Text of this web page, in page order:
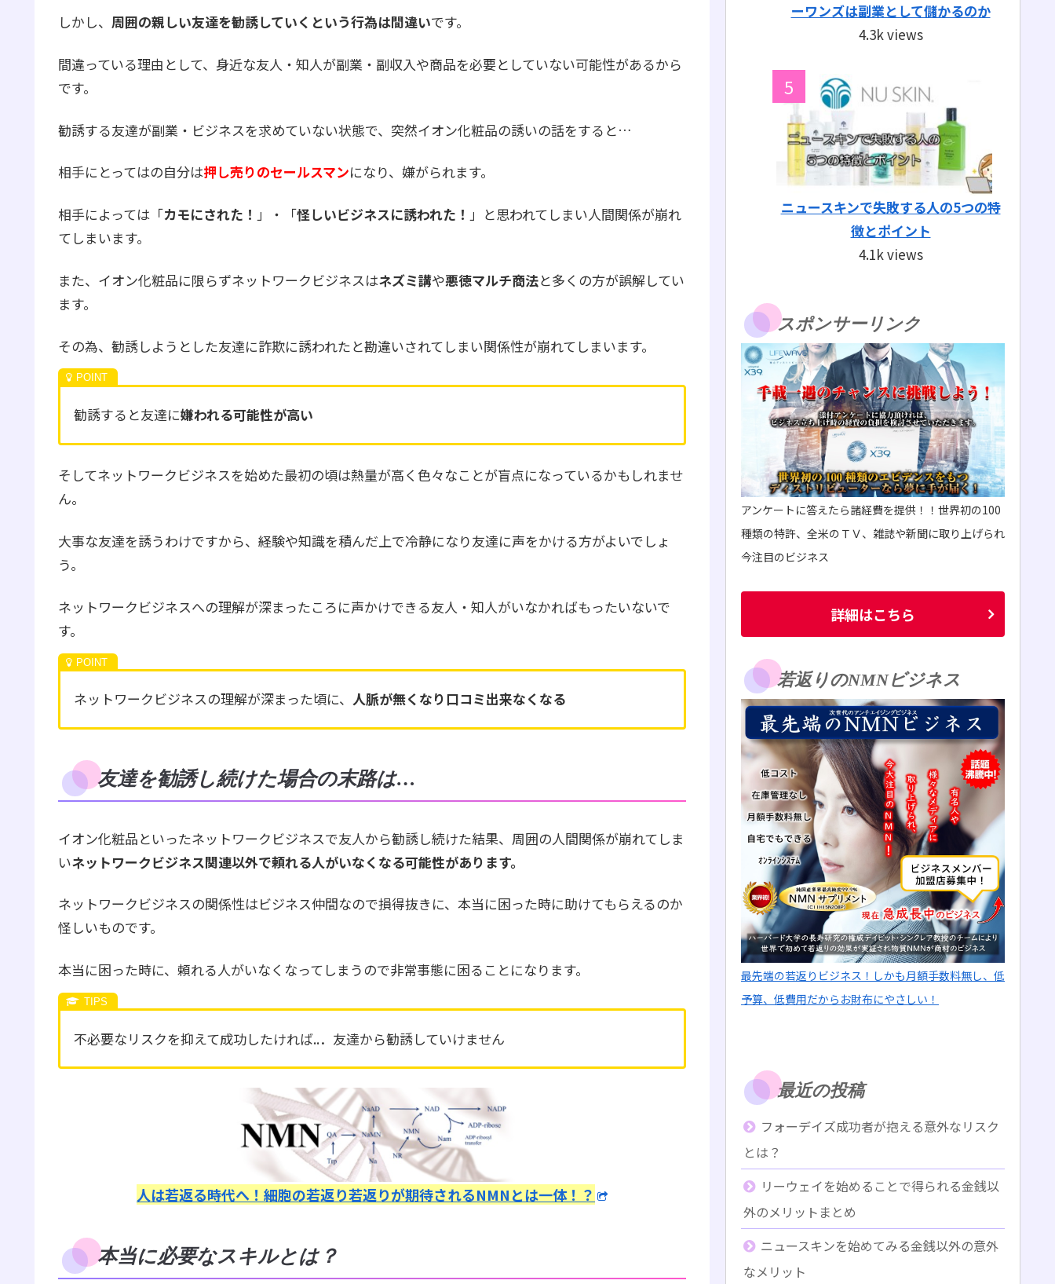
しかし、 周囲の親しい友達を勧誘していくという行為は間違いです。
間違っている理由として、身近な友人・知人が副業・副収入や商品を必要としていない可能性があるから
です。
勧誘する友達が副業・ビジネスを求めていない状態で、突然イオン化粧品の誘いの話をすると…
相手にとってはの自分は押し売りのセールスマンになり、嫌がられます。
相手によっては「カモにされた！ 」・「怪しいビジネスに誘われた！ 」と思われてしまい人間関係が崩れ
てしまいます。
また、イオン化粧品に限らずネットワークビジネスはネズミ講や悪徳マルチ商法と多くの方が誤解してい
ます。
その為、勧誘しようとした友達に詐欺に誘われたと勘違いされてしまい関係性が崩れてしまいます。
勧誘すると友達に嫌われる可能性が高い
そしてネットワークビジネスを始めた最初の頃は熱量が高く色々なことが盲点になっているかもしれませ
ん。
大事な友達を誘うわけですから、経験や知識を積んだ上で冷静になり友達に声をかける方がよいでしょ
う。
ネットワークビジネスへの理解が深まったころに声かけできる友人・知人がいなかればもったいないで
す。
ネットワークビジネスの理解が深まった頃に、 人脈が無くなり口コミ出来なくなる
友達を勧誘し続けた場合の末路は…
イオン化粧品といったネットワークビジネスで友人から勧誘し続けた結果、周囲の人間関係が崩れてしま
いネットワークビジネス関連以外で頼れる人がいなくなる可能性があります。
ネットワークビジネスの関係性はビジネス仲間なので損得抜きに、本当に困った時に助けてもらえるのか
怪しいものです。
本当に困った時に、頼れる人がいなくなってしまうので非常事態に困ることになります。
不必要なリスクを抑えて成功したければ..．友達から勧誘していけません
人は若返る時代へ！細胞の若返り若返りが期待されるNMNとは一体！？
本当に必要なスキルとは？
ーワンズは副業として儲かるのか
4.3k views
ニュースキンで失敗する人の5つの特
徴とポイント
4.1k views
スポンサーリンク
アンケートに答えたら諸経費を提供！！世界初の100
種類の特許、全米のＴＶ、雑誌や新聞に取り上げられ
今注目のビジネス
詳細はこちら
若返りのNMNビジネス
最先端の若返りビジネス！しかも月額手数料無し、低
予算、低費用だからお財布にやさしい！
最近の投稿
フォーデイズ成功者が抱える意外なリスク
とは？
リーウェイを始めることで得られる金銭以
外のメリットまとめ
ニュースキンを始めてみる金銭以外の意外
なメリット